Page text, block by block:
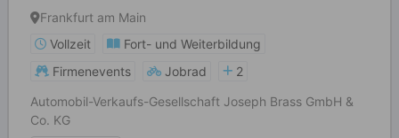
Frankfurt am Main
Vollzeit
Fort- und Weiterbildung
Firmenevents
Jobrad
2
Automobil-Verkaufs-Gesellschaft Joseph Brass GmbH &
Co. KG